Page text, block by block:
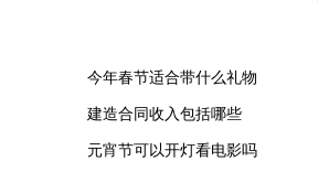
今年春节适合带什么礼物
建造合同收入包括哪些
元宵节可以开灯看电影吗